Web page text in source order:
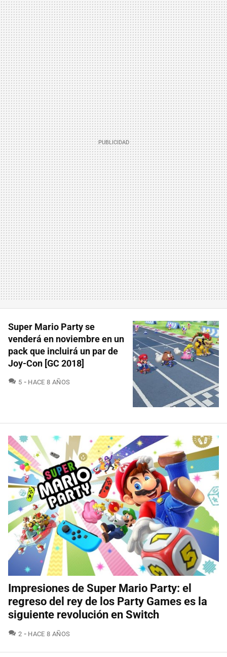
Super Mario Party se
venderá en noviembre en un
pack que incluirá un par de
Joy-Con [GC 2018]
5 COMENTARIOS
HACE 8 AÑOS
Impresiones de Super Mario Party: el
regreso del rey de los Party Games es la
siguiente revolución en Switch
2 COMENTARIOS
HACE 8 AÑOS